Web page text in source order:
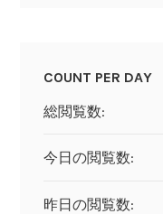
COUNT PER DAY
総閲覧数:
今日の閲覧数:
昨日の閲覧数: